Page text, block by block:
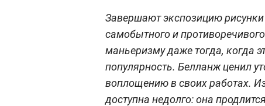
Завершают экспозицию
самобытного и
маньеризму даже тогда, когда
популярность. Белланж ценил
воплощению в своих работах.
доступна недолго: она